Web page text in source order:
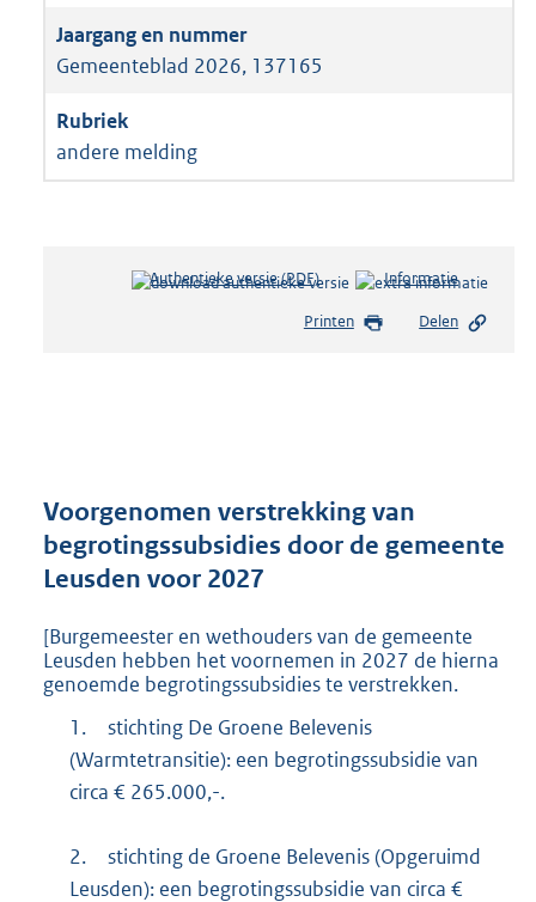
Gemeenteblad 2026, 137165
andere melding
Authentieke versie (PDF)b
s
r
o
e
:
5
4
K
Informatie
Printen Delen
Voorgenomen verstrekking van
begrotingssubsidies door de gemeente
Leusden voor 2027
[Burgemeester en wethouders van de gemeente
Leusden hebben het voornemen in 2027 de hierna
genoemde begrotingssubsidies te verstrekken.
1.
stichting De Groene Belevenis
(Warmtetransitie): een begrotingssubsidie van
circa € 265.000,-.
2.
stichting de Groene Belevenis (Opgeruimd
Leusden): een begrotingssubsidie van circa €